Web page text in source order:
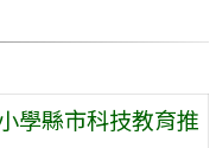
學縣市科技教育推